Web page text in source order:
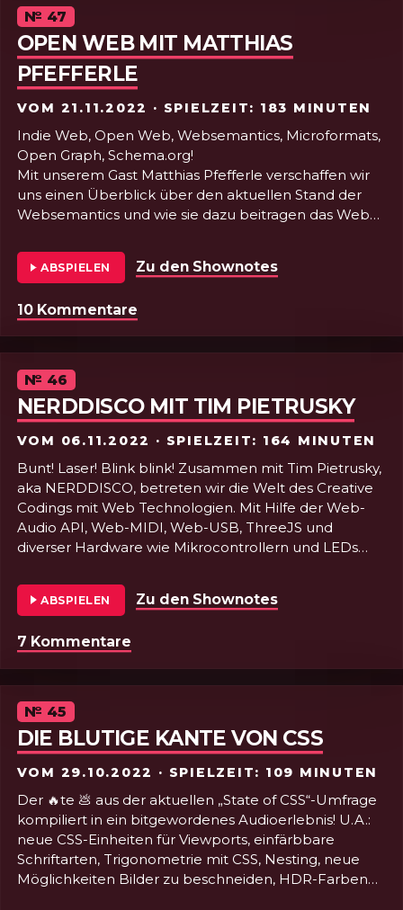
– Geschrieben von chatGPT, übersetzt mit Deepl.
Verrückte Zeiten.
Episode
№ 47
OPEN WEB MIT MATTHIAS
PFEFFERLE
VOM 21.11.2022 · SPIELZEIT: 183 MINUTEN
Indie Web, Open Web, Websemantics, Microformats,
Open Graph, Schema.org!
Mit unserem Gast Matthias Pfefferle verschaffen wir
uns einen Überblick über den aktuellen Stand der
Websemantics und wie sie dazu beitragen das Web
machen. Dazu lernen wir, warum die eigene Website
immer noch der beste Weg ist im Web zu
Fediverse und zum Abschluss gibt es noch Blasmusik.
Wir hatten Spaß. Und ihr?
ABSPIELEN Zu den Shownotes
10 Kommentare
Episode
№ 46
NERDDISCO MIT TIM PIETRUSKY
VOM 06.11.2022 · SPIELZEIT: 164 MINUTEN
Bunt! Laser! Blink blink! Zusammen mit Tim Pietrusky,
aka NERDDISCO, betreten wir die Welt des Creative
Codings mit Web Technologien. Mit Hilfe der Web-
Audio API, Web-MIDI, Web-USB, ThreeJS und
diverser Hardware wie Mikrocontrollern und LEDs
Im Gespräch gibt er interessante Einblicke in seine
Projekte, seinen Workflow und wertvolle Tipps für
bringen wollen. Zusätzlich gibt Constantin einen
Einblick in CSS Interaction Media Features und wir
jammen eine Runde auf PLINK!
Piu Piu Piu 🪩
ABSPIELEN Zu den Shownotes
7 Kommentare
Episode
№ 45
DIE BLUTIGE KANTE VON CSS
VOM 29.10.2022 · SPIELZEIT: 109 MINUTEN
Der 🔥te 💩 aus der aktuellen „State of CSS“-Umfrage
kompiliert in ein bitgewordenes Audioerlebnis! U.A.:
neue CSS-Einheiten für Viewports, einfärbbare
Schriftarten, Trigonometrie mit CSS, Nesting, neue
Möglichkeiten Bilder zu beschneiden, HDR-Farben